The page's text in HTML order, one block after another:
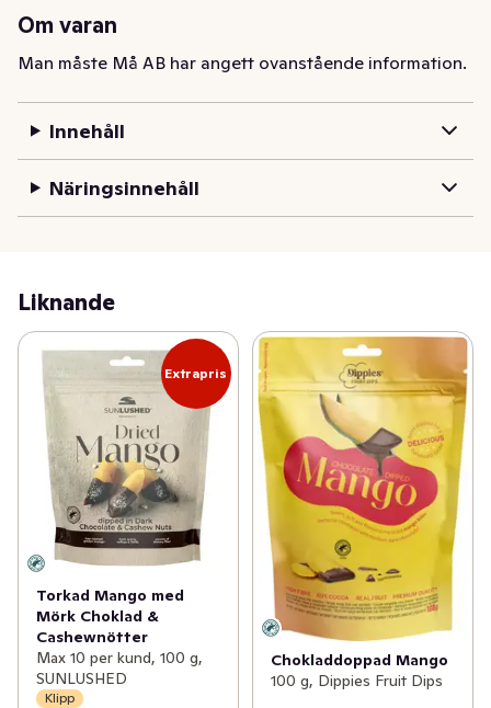
Om varan
Man måste Må AB har angett ovanstående information.
Innehåll
Näringsinnehåll
Liknande
Extrapris
Torkad Mango med
Mörk Choklad &
Cashewnötter
Max 10 per kund, 100 g,
SUNLUSHED
Klipp
Chokladdoppad Mango
100 g, Dippies Fruit Dips